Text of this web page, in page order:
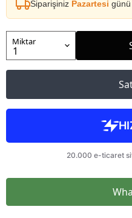
Siparişiniz Pazartesi
Miktar